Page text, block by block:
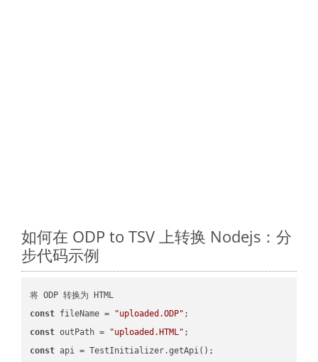
如何在 ODP to TSV 上转换 Nodejs：分
步代码示例
const fileName = "uploaded.ODP"
const outPath = "uploaded.HTML"
const